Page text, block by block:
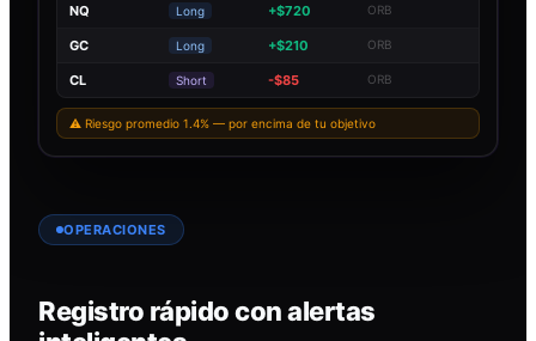
NQ Long +$720 ORB
GC Long +$210 ORB
CL Short -$85 ORB
⚠ Riesgo promedio 1.4% — por encima de tu objetivo
OPERACIONES
Registro rápido con alertas